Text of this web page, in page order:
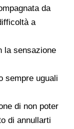
da
a
la sensazione
sempre uguali
di non poter
di annullarti